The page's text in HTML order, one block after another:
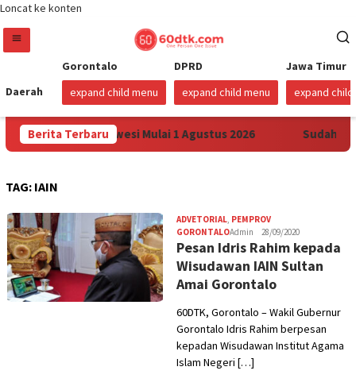
Loncat ke konten
Daerah
Gorontalo
expand child menu
DPRD
expand child menu
Jawa Timur
expand child
Berita Terbaru
Pertamax di Sulawesi Mulai 1 Agustus 2026 Sudah
TAG: IAIN
ADVETORIAL, PEMPROV
GORONTALOAdmin 28/09/2020
Pesan Idris Rahim kepada
Wisudawan IAIN Sultan
Amai Gorontalo
60DTK, Gorontalo – Wakil Gubernur
Gorontalo Idris Rahim berpesan
kepadan Wisudawan Institut Agama
Islam Negeri […]